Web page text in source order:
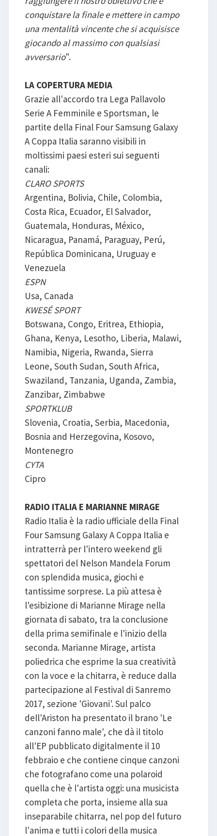
conquistare la finale e mettere in campo
una mentalità vincente che si acquisisce
giocando al massimo con qualsiasi
avversario".
LA COPERTURA MEDIA
Grazie all'accordo tra Lega Pallavolo
Serie A Femminile e Sportsman, le
partite della Final Four Samsung Galaxy
A Coppa Italia saranno visibili in
moltissimi paesi esteri sui seguenti
canali:
CLARO SPORTS
Argentina, Bolivia, Chile, Colombia,
Costa Rica, Ecuador, El Salvador,
Guatemala, Honduras, México,
Nicaragua, Panamá, Paraguay, Perú,
República Dominicana, Uruguay e
Venezuela
ESPN
Usa, Canada
KWESÉ SPORT
Botswana, Congo, Eritrea, Ethiopia,
Ghana, Kenya, Lesotho, Liberia, Malawi,
Namibia, Nigeria, Rwanda, Sierra
Leone, South Sudan, South Africa,
Swaziland, Tanzania, Uganda, Zambia,
Zanzibar, Zimbabwe
SPORTKLUB
Slovenia, Croatia, Serbia, Macedonia,
Bosnia and Herzegovina, Kosovo,
Montenegro
CYTA
Cipro
RADIO ITALIA E MARIANNE MIRAGE
Radio Italia è la radio ufficiale della Final
Four Samsung Galaxy A Coppa Italia e
intratterrà per l'intero weekend gli
spettatori del Nelson Mandela Forum
con splendida musica, giochi e
tantissime sorprese. La più attesa è
l'esibizione di Marianne Mirage nella
giornata di sabato, tra la conclusione
della prima semifinale e l'inizio della
seconda. Marianne Mirage, artista
poliedrica che esprime la sua creatività
con la voce e la chitarra, è reduce dalla
partecipazione al Festival di Sanremo
2017, sezione 'Giovani'. Sul palco
dell'Ariston ha presentato il brano 'Le
canzoni fanno male', che dà il titolo
all'EP pubblicato digitalmente il 10
febbraio e che contiene cinque canzoni
che fotografano come una polaroid
quella che è l'artista oggi: una musicista
completa che porta, insieme alla sua
inseparabile chitarra, nel pop del futuro
l'anima e tutti i colori della musica